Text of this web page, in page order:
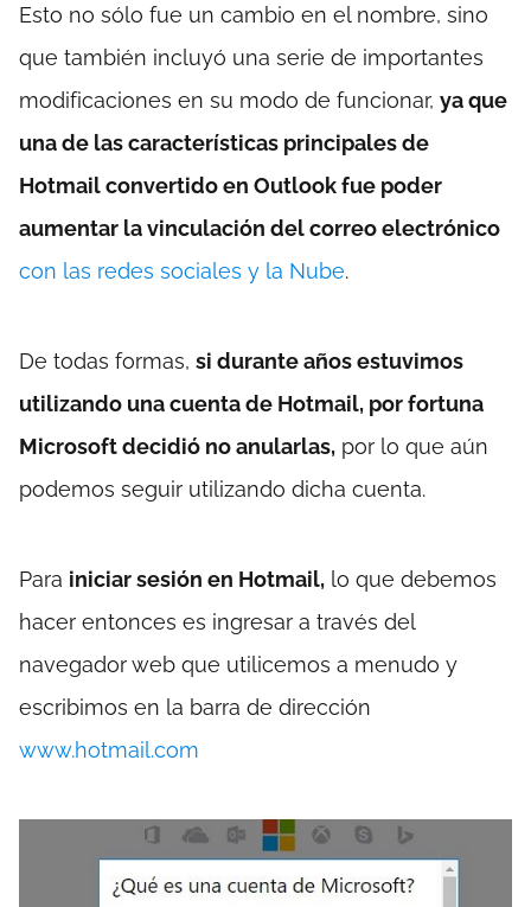
Esto no sólo fue un cambio en el nombre, sino
que también incluyó una serie de importantes
modificaciones en su modo de funcionar, ya que
una de las características principales de
Hotmail convertido en Outlook fue poder
aumentar la vinculación del correo electrónico
con las redes sociales y la Nube.
De todas formas, si durante años estuvimos
utilizando una cuenta de Hotmail, por fortuna
Microsoft decidió no anularlas, por lo que aún
podemos seguir utilizando dicha cuenta.
Para iniciar sesión en Hotmail, lo que debemos
hacer entonces es ingresar a través del
navegador web que utilicemos a menudo y
escribimos en la barra de dirección
www.hotmail.com